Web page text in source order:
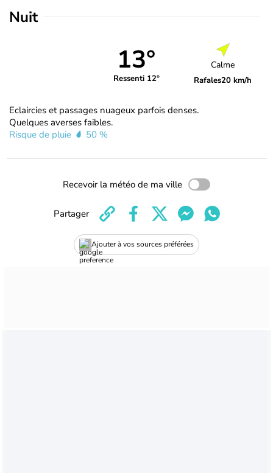
Nuit
13°
Ressenti 12°
Calme
Rafales20 km/h
Eclaircies et passages nuageux parfois denses.
Quelques averses faibles.
Risque de pluie
50 %
Recevoir la météo de ma ville
Ajouter à vos sources préférées
Partager